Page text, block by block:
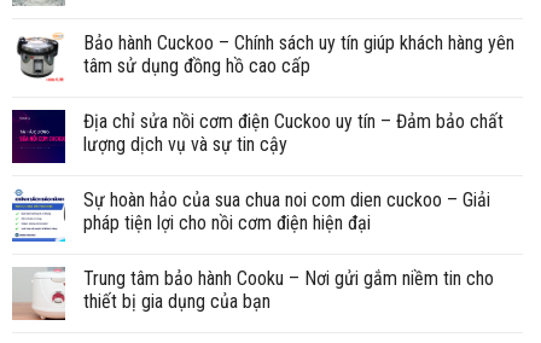
Bảo hành Cuckoo – Chính sách uy tín giúp khách hàng yên
tâm sử dụng đồng hồ cao cấp
Địa chỉ sửa nồi cơm điện Cuckoo uy tín – Đảm bảo chất
lượng dịch vụ và sự tin cậy
Sự hoàn hảo của sua chua noi com dien cuckoo – Giải
pháp tiện lợi cho nồi cơm điện hiện đại
Trung tâm bảo hành Cooku – Nơi gửi gắm niềm tin cho
thiết bị gia dụng của bạn